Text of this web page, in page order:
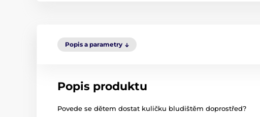
Popis a parametry
Popis produktu
Povede se dětem dostat kuličku bludištěm doprostřed?